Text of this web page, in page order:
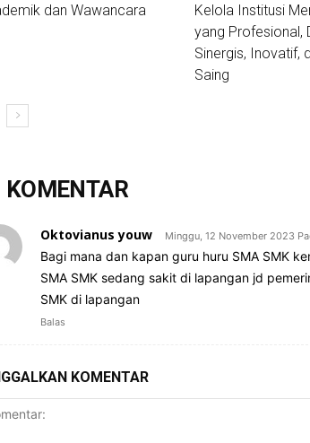
dan Wawancara
Kelola Institusi
yang Profesional,
Sinergis, Inovatif,
Saing
KOMENTAR
Oktovianus youw Minggu, 12 November 2023
Bagi mana dan kapan guru huru SMA SMK
SMA SMK sedang sakit di lapangan jd
SMK di lapangan
Balas
KOMENTAR